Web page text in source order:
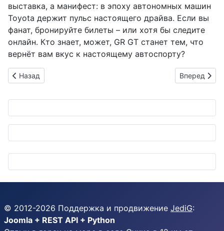
выставка, а манифест: в эпоху автономных машин
Toyota держит пульс настоящего драйва. Если вы
фанат, бронируйте билеты – или хотя бы следите
онлайн. Кто знает, может, GR GT станет тем, что
вернёт вам вкус к настоящему автоспорту?
Предыдущий: Panasonic Automotive Systems
Назад Следующий:
Вперед
© 2012-2026 Поддержка и продвижение JediG:
Joomla + REST API + Python